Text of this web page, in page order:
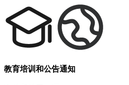
教育培训和公告通知